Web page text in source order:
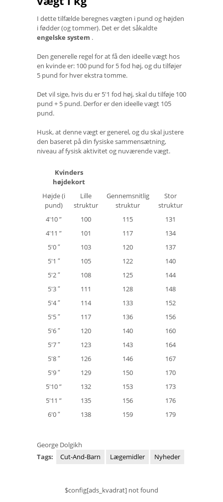
I dette tilfælde beregnes vægten i pund og højden
i fødder (og tommer). Det er det såkaldte
engelske system .
Den generelle regel for at få den ideelle vægt hos
en kvinde er: 100 pund for 5 fod høj, og du tilføjer
5 pund for hver ekstra tomme.
Det vil sige, hvis du er 5'1 fod høj, skal du tilføje 100
pund + 5 pund. Derfor er den ideelle vægt 105
pund.
Husk, at denne vægt er generel, og du skal justere
den baseret på din fysiske sammensætning,
niveau af fysisk aktivitet og nuværende vægt.
Kvinders
højdekort
Højde (i
pund)
Lille
struktur
Gennemsnitlig
struktur
Stor
struktur
4'10 ”
100 115
131
4'11 ”
101 117
134
5'0 ″
103 120
137
5'1 ″
105 122
140
5'2 ″
108 125
144
5'3 ″
111 128
148
5'4 ″
114 133
152
5'5 ″
117 136
156
5'6 ″
120 140
160
5'7 ″
123 143
164
5'8 ″
126 146
167
5'9 ″
129 150
170
5'10 ”
132 153
173
5'11 ”
135 156
176
6'0 ″
138 159 179
George Dolgikh
Tags:
Cut-And-Barn Lægemidler Nyheder
$config[ads_kvadrat] not found